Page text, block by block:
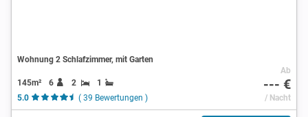
Wohnung 2 Schlafzimmer, mit Garten
145m² 6 2
1
5.0
( 39 Bewertungen )
Ab
--- €
/ Nacht